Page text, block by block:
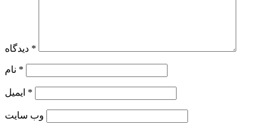
*
*
*
وب‌ سایت